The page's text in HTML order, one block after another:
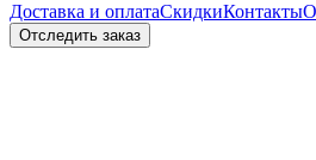
Доставка и оплатаСкидкиКонтакты
Отследить заказ